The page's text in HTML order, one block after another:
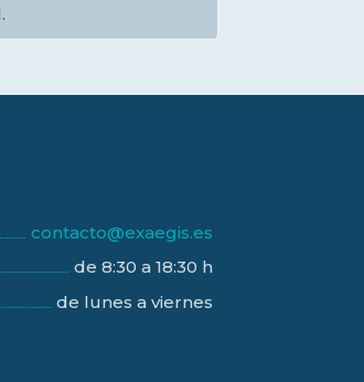
contacto@exaegis.es
de 8:30 a 18:30 h
de lunes a viernes